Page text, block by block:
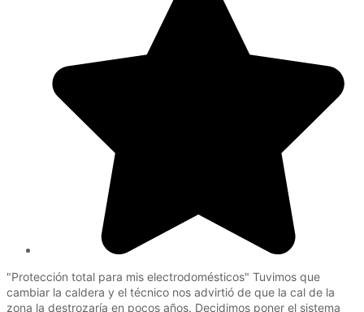
"Protección total para mis electrodomésticos" Tuvimos que
cambiar la caldera y el técnico nos advirtió de que la cal de la
zona la destrozaría en pocos años. Decidimos poner el sistema